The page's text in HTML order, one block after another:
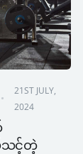
21ST JULY,
2024
သင့်တဲ့